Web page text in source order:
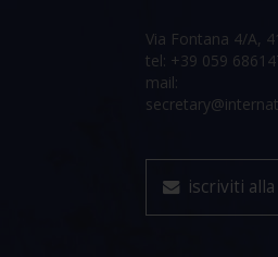
Via Fontana 4/A,
tel: +39 059
mail:
iscriviti